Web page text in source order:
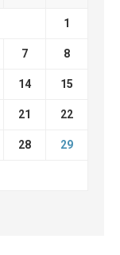
1
7 8
14 15
21 22
28 29